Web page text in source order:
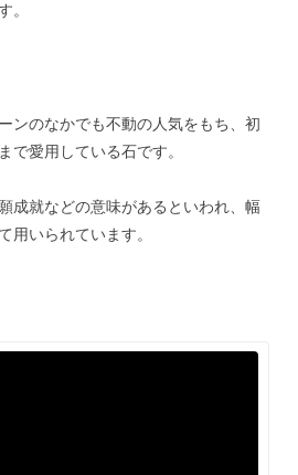
。
ンのなかでも不動の人気をもち、初
で愛用している石です。
成就などの意味があるといわれ、幅
用いられています。